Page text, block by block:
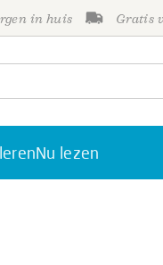
in huis Gratis
Nu lezen